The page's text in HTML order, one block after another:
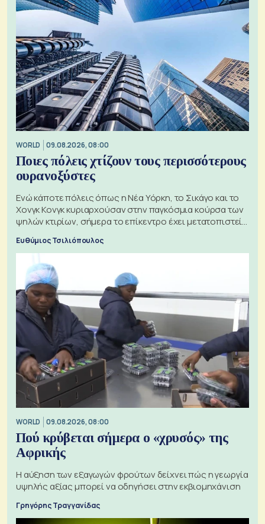
WORLD 09.08.2026, 08:00
Ποιες πόλεις χτίζουν τους περισσότερους
ουρανοξύστες
Ενώ κάποτε πόλεις όπως η Νέα Υόρκη, το Σικάγο και το
Χονγκ Κονγκ κυριαρχούσαν στην παγκόσμια κούρσα των
ψηλών κτιρίων, σήμερα το επίκεντρο έχει μετατοπιστεί
Ευθύμιος Τσιλιόπουλος
WORLD 09.08.2026, 08:00
Πού κρύβεται σήμερα ο «χρυσός» της
Αφρικής
Η αύξηση των εξαγωγών φρούτων δείχνει πώς η γεωργία
υψηλής αξίας μπορεί να οδηγήσει στην εκβιομηχάνιση
Γρηγόρης Τραγγανίδας